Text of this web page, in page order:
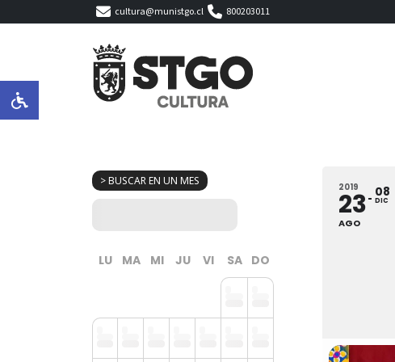
cultura@munistgo.cl 800203011
> BUSCAR EN UN MES
LU MA MI JU VI SA DO
2019
23
AGO
08
DIC